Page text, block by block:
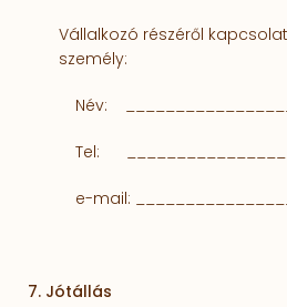
Vállalkozó részéről
személy:
Név:
Tel:
e-mail:
7. Jótállás